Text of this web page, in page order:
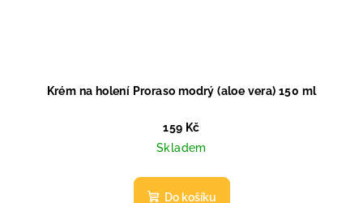
Krém na holení Proraso modrý (aloe vera) 150 ml
159 Kč
Skladem
Do košíku